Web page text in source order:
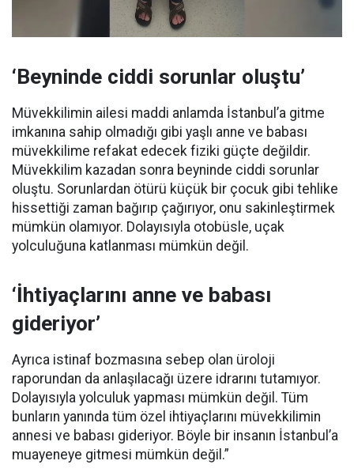
‘Beyninde ciddi sorunlar oluştu’
Müvekkilimin ailesi maddi anlamda İstanbul’a gitme
imkanına sahip olmadığı gibi yaşlı anne ve babası
müvekkilime refakat edecek fiziki güçte değildir.
Müvekkilim kazadan sonra beyninde ciddi sorunlar
oluştu. Sorunlardan ötürü küçük bir çocuk gibi tehlike
hissettiği zaman bağırıp çağırıyor, onu sakinleştirmek
mümkün olamıyor. Dolayısıyla otobüsle, uçak
yolculuğuna katlanması mümkün değil.
‘İhtiyaçlarını anne ve babası
gideriyor’
Ayrıca istinaf bozmasına sebep olan üroloji
raporundan da anlaşılacağı üzere idrarını tutamıyor.
Dolayısıyla yolculuk yapması mümkün değil. Tüm
bunların yanında tüm özel ihtiyaçlarını müvekkilimin
annesi ve babası gideriyor. Böyle bir insanın İstanbul’a
muayeneye gitmesi mümkün değil.”